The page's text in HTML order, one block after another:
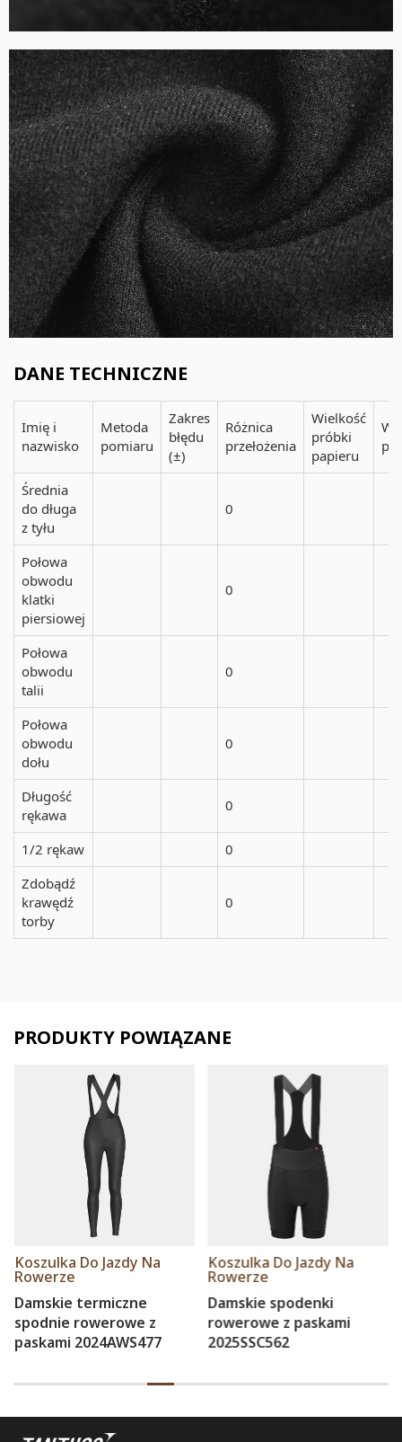
DANE TECHNICZNE
Imię i
nazwisko
Metoda
pomiaru
Zakres
błędu
(±)
Różnica
przełożenia
Wielkość
próbki
papieru
Średnia
do długa
z tyłu
0
Połowa
obwodu
klatki
piersiowej
0
Połowa
obwodu
talii
0
Połowa
obwodu
dołu
0
Długość
rękawa
0
1/2 rękaw
0
Zdobądź
krawędź
torby
0
PRODUKTY POWIĄZANE
Koszulka Do Jazdy Na
Rowerze
Damskie spodenki
rowerowe z paskami
2025SSC562
Koszulka Do Jazdy
Rowerze
Męska koszulka
rowerowa z długimi
rękawami